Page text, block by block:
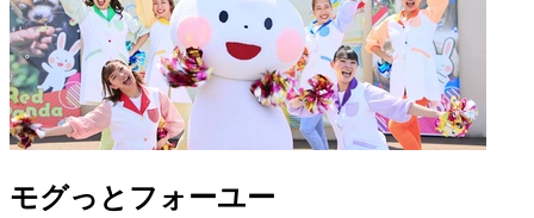
モグっとフォーユー